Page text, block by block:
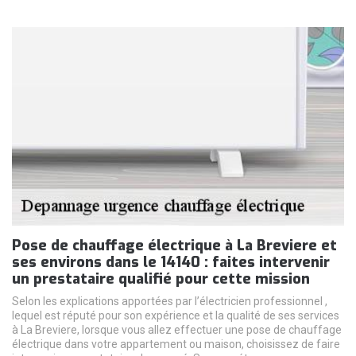
Pose de chauffage électrique à La Breviere et
ses environs dans le 14140 : faites intervenir
un prestataire qualifié pour cette mission
Selon les explications apportées par l’électricien professionnel ,
lequel est réputé pour son expérience et la qualité de ses services
à La Breviere, lorsque vous allez effectuer une pose de chauffage
électrique dans votre appartement ou maison, choisissez de faire